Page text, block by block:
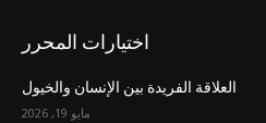
اختيارات المحرر
العلاقة الفريدة بين الإنسان والخيول
مايو 19, 2026